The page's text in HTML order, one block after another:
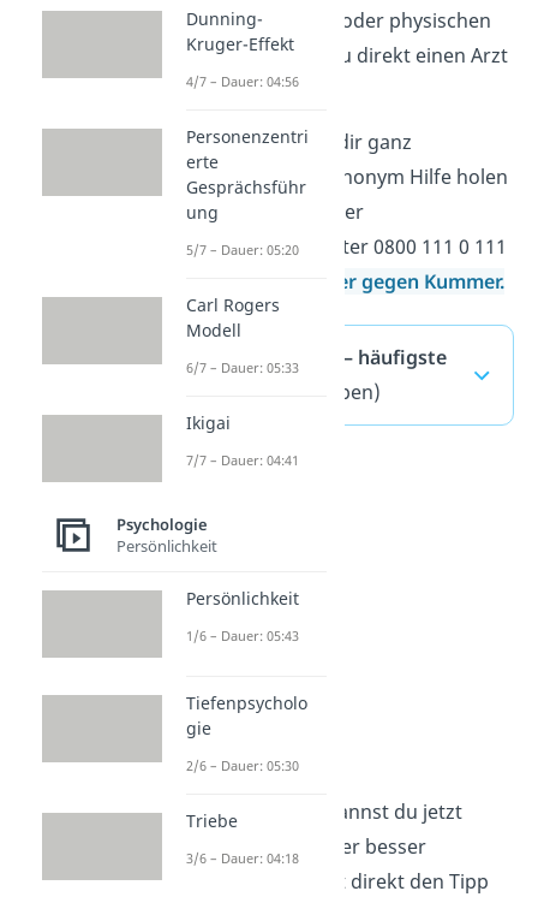
Suizidgedanken oder physischen
Folgen solltest du direkt einen Arzt
aufsuchen.
Wichtig:Du kannst dir ganz
unkompliziert und anonym Hilfe holen
— zum Beispiel bei der
Telefonseelsorge unter 0800 111 0 111
Nummer gegen Kummer.
Liebeskummer — häufigste
(ausklappen)
Hobbys
Mit unseren Tipps kannst du jetzt
deinen Liebeskummer besser
bewältigen. Du willst direkt den Tipp
Dunning-
Kruger-Effekt
4/7 – Dauer: 04:56
Personenzentri
erte
Gesprächsführ
ung
5/7 – Dauer: 05:20
Carl Rogers
Modell
6/7 – Dauer: 05:33
Ikigai
7/7 – Dauer: 04:41
Psychologie
Persönlichkeit
Persönlichkeit
1/6 – Dauer: 05:43
Tiefenpsycholo
gie
2/6 – Dauer: 05:30
Triebe
3/6 – Dauer: 04:18